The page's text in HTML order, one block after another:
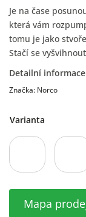
Je na čase
která vám
tomu je jako
Stačí se
Detailní informace
Značka: Norco
Varianta
Mapa